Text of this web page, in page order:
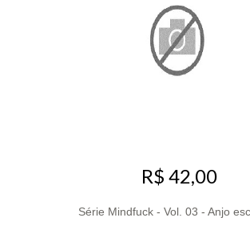
R$ 42,00
Série Mindfuck - Vol. 03 - Anjo